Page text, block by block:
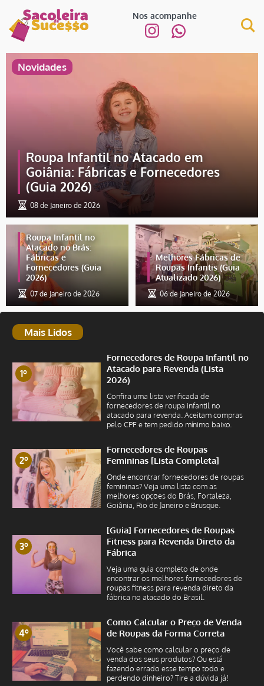
Nos acompanhe
Novidades
Roupa Infantil no Atacado em
Goiânia: Fábricas e Fornecedores
(Guia 2026)
08 de Janeiro de 2026
Roupa Infantil no
Atacado no Brás:
Fábricas e
Fornecedores (Guia
2026)
07 de Janeiro de 2026
Melhores Fábricas de
Roupas Infantis (Guia
Atualizado 2026)
06 de Janeiro de 2026
Mais Lidos
1º
Fornecedores de Roupa Infantil no
Atacado para Revenda (Lista
2026)
Confira uma lista verificada de
fornecedores de roupa infantil no
atacado para revenda. Aceitam compras
pelo CPF e tem pedido mínimo baixo.
2º
Fornecedores de Roupas
Femininas [Lista Completa]
Onde encontrar fornecedores de roupas
femininas? Veja uma lista com as
melhores opções do Brás, Fortaleza,
Goiânia, Rio de Janeiro e Brusque.
3º
[Guia] Fornecedores de Roupas
Fitness para Revenda Direto da
Fábrica
Veja uma guia completo de onde
encontrar os melhores fornecedores de
roupas fitness para revenda direto da
fábrica no atacado do Brasil.
4º
Como Calcular o Preço de Venda
de Roupas da Forma Correta
Você sabe como calcular o preço de
venda dos seus produtos? Ou está
fazendo errado esse tempo todo e
perdendo dinheiro? Tire a dúvida já!